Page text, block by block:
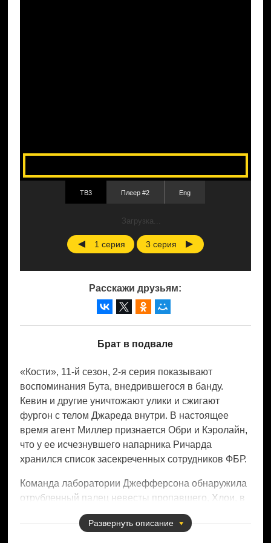
ТВ3 Плеер #2 Eng
Загрузка...
1 серия 3 серия
Расскажи друзьям:
Брат в подвале
«Кости», 11-й сезон, 2-я серия показывают
воспоминания Бута, внедрившегося в банду.
Кевин и другие уничтожают улики и сжигают
фургон с телом Джареда внутри. В настоящее
время агент Миллер признается Обри и Кэролайн,
что у ее исчезнувшего напарника Ричарда
хранился список засекреченных сотрудников ФБР.
Команда лаборатории Джефферсона обнаружила
отрубленный палец невесты пропавшего, Хлои, в
его морозильной камере. Девушку похитили и
держали заложницей – в обмен на список. После
Развернутьописание